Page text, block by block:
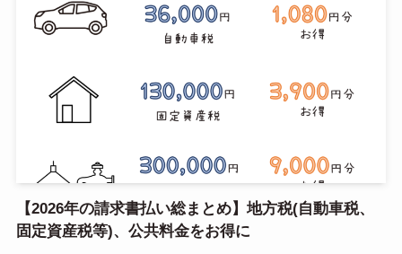
【2026年の請求書払い総まとめ】地方税(自動車税、
固定資産税等)、公共料金をお得に